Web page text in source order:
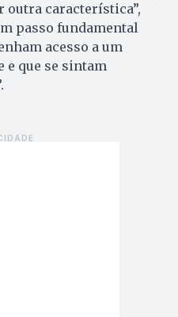
outra característica”,
passo fundamental
acesso a um
e que se sintam